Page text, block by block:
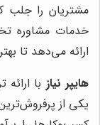
مشتریان را جلب
خدمات مشاوره
ارائه می‌دهد تا
هایپر نیاز
یکی از